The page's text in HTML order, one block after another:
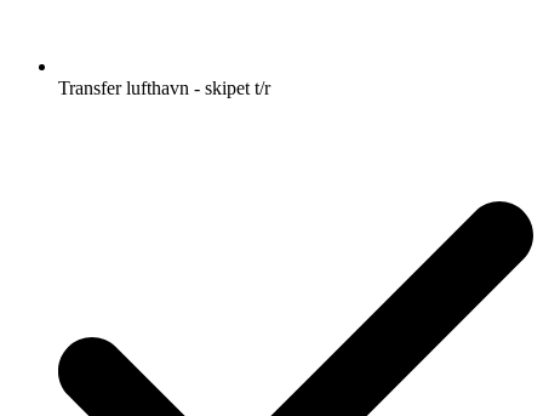
Transfer lufthavn - skipet t/r